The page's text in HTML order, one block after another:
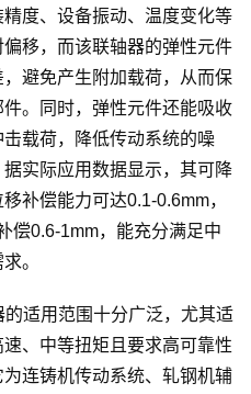
度、设备振动、温度变化等
移，而该联轴器的弹性元件
避免产生附加载荷，从而保
。同时，弹性元件还能吸收
载荷，降低传动系统的噪
实际应用数据显示，其可降
补偿能力可达0.1-0.6mm，
偿0.6-1mm，能充分满足中
。
适用范围十分广泛，尤其适
、中等扭矩且要求高可靠性
连铸机传动系统、轧钢机辅